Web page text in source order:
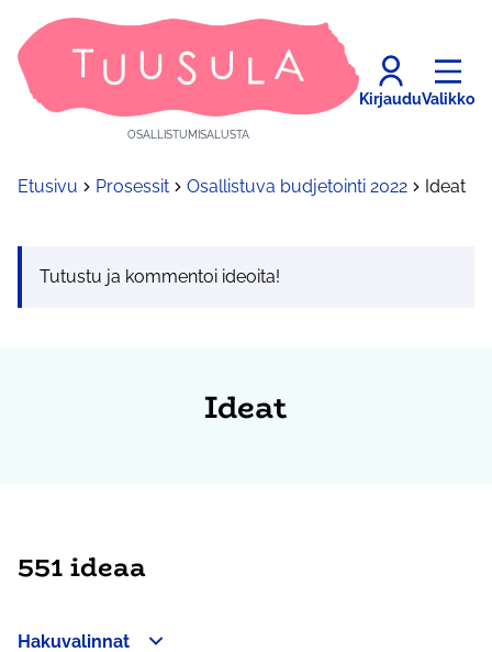
OSALLISTUMISALUSTA
KirjauduValikko
Etusivu Prosessit Osallistuva budjetointi 2022 Ideat
Tutustu ja kommentoi ideoita!
Ideat
551 ideaa
Hakuvalinnat